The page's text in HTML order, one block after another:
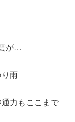
が…
雨
力もここまで